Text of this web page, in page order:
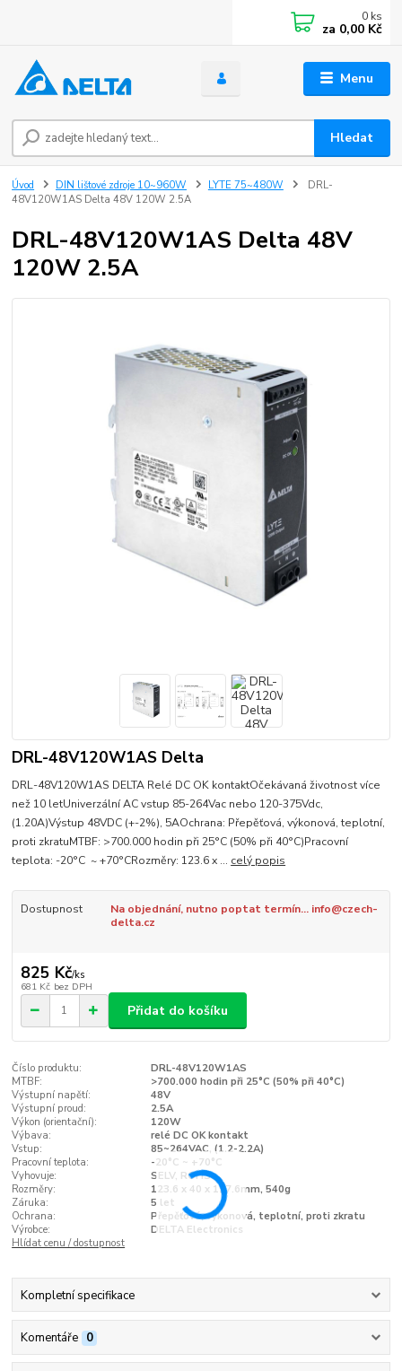
Menu
Hledat
0 ks
za 0,00 Kč
Úvod DIN lištové zdroje 10~960W LYTE 75~480W
DRL-
48V120W1AS Delta 48V 120W 2.5A
DRL-48V120W1AS Delta 48V
120W 2.5A
DRL-48V120W1AS Delta
DRL-48V120W1AS DELTA Relé DC OK kontaktOčekávaná životnost více
než 10 letUniverzální AC vstup 85-264Vac nebo 120-375Vdc,
(1.20A)Výstup 48VDC (+-2%), 5AOchrana: Přepěťová, výkonová, teplotní,
proti zkratuMTBF: >700.000 hodin při 25°C (50% při 40°C)Pracovní
teplota: -20°C ~ +70°CRozměry: 123.6 x ... celý popis
Dostupnost
Na objednání, nutno poptat termín... info@czech-
delta.cz
825 Kč/ks
681 Kč bez DPH
Přidat do košíku
Číslo produktu:
DRL-48V120W1AS
MTBF:
>700.000 hodin při 25°C (50% při 40°C)
Výstupní napětí:
48V
Výstupní proud:
2.5A
Výkon (orientační):
120W
Výbava:
relé DC OK kontakt
Vstup:
85~264VAC, (1.2-2.2A)
Pracovní teplota:
-20°C ~ +70°C
Vyhovuje:
SELV, ROHS
Rozměry:
123.6 x 40 x 117.6mm, 540g
Záruka:
5 let
Ochrana:
Přepěťová, výkonová, teplotní, proti zkratu
Výrobce:
DELTA Electronics
Hlídat cenu / dostupnost
Kompletní specifikace
Komentáře 0